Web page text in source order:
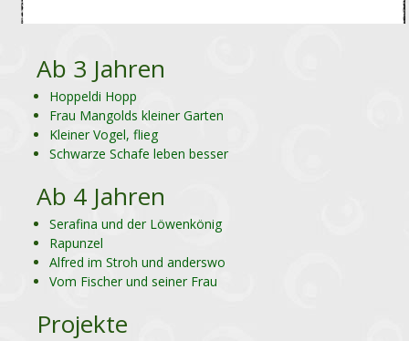
Ab 3 Jahren
Hoppeldi Hopp
Frau Mangolds kleiner Garten
Kleiner Vogel, flieg
Schwarze Schafe leben besser
Ab 4 Jahren
Serafina und der Löwenkönig
Rapunzel
Alfred im Stroh und anderswo
Vom Fischer und seiner Frau
Projekte